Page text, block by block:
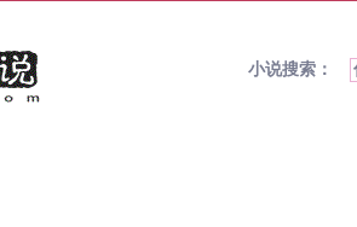
小说搜索：